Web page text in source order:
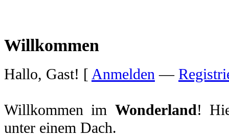
Willkommen
Hallo, Gast! [ Anmelden —
Willkommen im Wonderland!
unter einem Dach.